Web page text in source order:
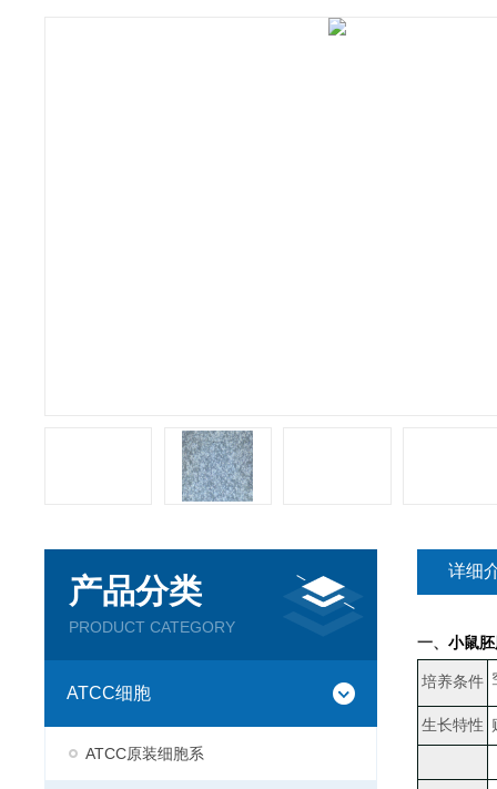
产品分类
PRODUCT CATEGORY
ATCC细胞
ATCC原装细胞系
详细
一、 小鼠
培养条件
生长特性